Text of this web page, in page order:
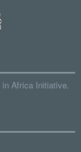
Africa Initiative.